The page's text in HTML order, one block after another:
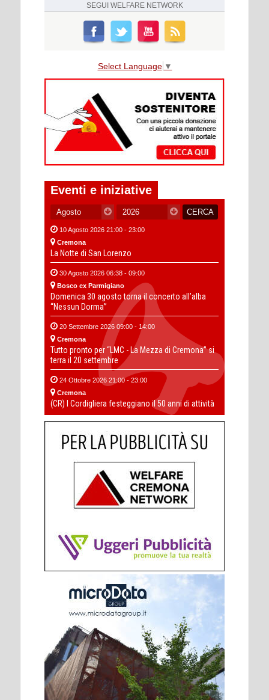
SEGUI WELFARE NETWORK
Select Language ▼
Eventi e iniziative
10 Agosto 2026 21:00 - 23:00
Cremona
La Notte di San Lorenzo
30 Agosto 2026 06:38 - 09:00
Bosco ex Parmigiano
Domenica 30 agosto torna il concerto all’alba
“Nessun Dorma”
20 Settembre 2026 09:00 - 14:00
Cremona
Tutto pronto per “LMC - La Mezza di Cremona” si
terra il 20 settembre
24 Ottobre 2026 21:00 - 23:00
Cremona
(CR) I Cordigliera festeggiano il 50 anni di attività